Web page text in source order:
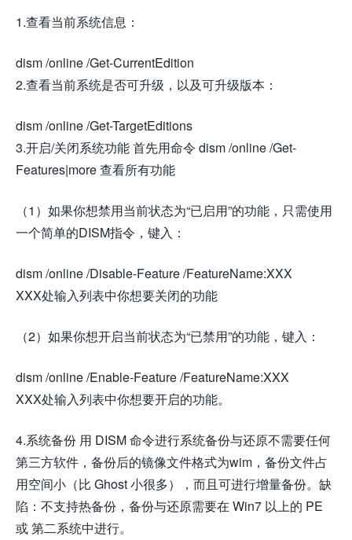
1.查看当前系统信息：
dism /online /Get-CurrentEdition
2.查看当前系统是否可升级，以及可升级版本：
dism /online /Get-TargetEditions
3.开启/关闭系统功能 首先用命令 dism /online /Get-
Features|more 查看所有功能
（1）如果你想禁用当前状态为“已启用”的功能，只需使用
一个简单的DISM指令，键入：
dism /online /Disable-Feature /FeatureName:XXX
XXX处输入列表中你想要关闭的功能
（2）如果你想开启当前状态为“已禁用”的功能，键入：
dism /online /Enable-Feature /FeatureName:XXX
XXX处输入列表中你想要开启的功能。
4.系统备份 用 DISM 命令进行系统备份与还原不需要任何
第三方软件，备份后的镜像文件格式为wim，备份文件占
用空间小（比 Ghost 小很多），而且可进行增量备份。缺
陷：不支持热备份，备份与还原需要在 Win7 以上的 PE
或 第二系统中进行。